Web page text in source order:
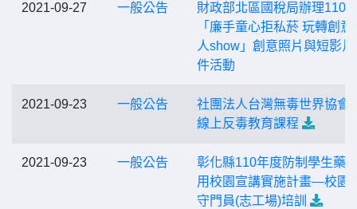
2021-09-27 一般公告
財政部北區國稅局辦理110
「廉手童心拒私菸 玩轉創意
人show」創意照片與短影片
件活動
2021-09-23 一般公告
社團法人台灣無毒世界協會
線上反毒教育課程
2021-09-23 一般公告
彰化縣110年度防制學生藥
用校園宣講實施計畫—校園
守門員(志工場)培訓